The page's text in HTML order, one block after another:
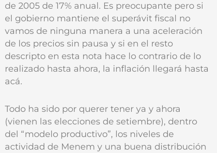
de 2005 de 17% anual. Es preocupante pero si
el gobierno mantiene el superávit fiscal no
vamos de ninguna manera a una aceleración
de los precios sin pausa y si en el resto
descripto en esta nota hace lo contrario de lo
realizado hasta ahora, la inflación llegará hasta
acá.
Todo ha sido por querer tener ya y ahora
(vienen las elecciones de setiembre), dentro
del “modelo productivo”, los niveles de
actividad de Menem y una buena distribución